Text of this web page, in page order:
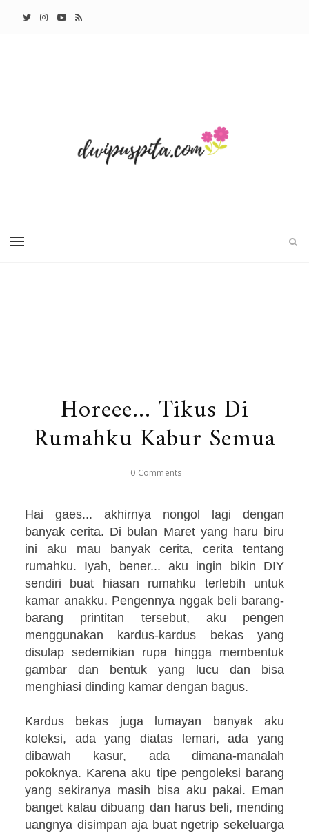
Horeee... Tikus Di
Rumahku Kabur Semua
0 Comments
Hai gaes... akhirnya nongol lagi dengan
banyak cerita. Di bulan Maret yang haru biru
ini aku mau banyak cerita, cerita tentang
rumahku. Iyah, bener... aku ingin bikin DIY
sendiri buat hiasan rumahku terlebih untuk
kamar anakku. Pengennya nggak beli barang-
barang printitan tersebut, aku pengen
menggunakan kardus-kardus bekas yang
disulap sedemikian rupa hingga membentuk
gambar dan bentuk yang lucu dan bisa
menghiasi dinding kamar dengan bagus.
Kardus bekas juga lumayan banyak aku
koleksi, ada yang diatas lemari, ada yang
dibawah kasur, ada dimana-manalah
pokoknya. Karena aku tipe pengoleksi barang
yang sekiranya masih bisa aku pakai. Eman
banget kalau dibuang dan harus beli, mending
uangnya disimpan aja buat ngetrip sekeluarga